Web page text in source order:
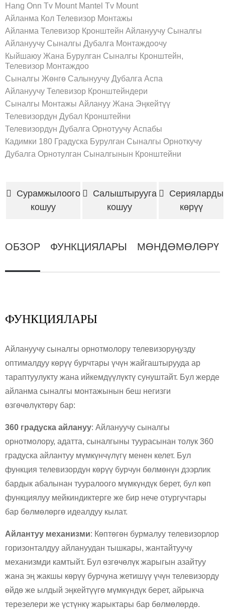
Hang Onn Tv Mount Mantel Tv Mount
Айланма Кол Телевизор Монтажы
Айланма Телевизор Кронштейн Айлануучу Сыналгы
Айлануучу Сыналгы Дубалга Монтаждоочу
Кыйшаюу Жана Бурулган Сыналгы Кронштейн,
Телевизор Монтаждоо
Сыналгы Жөнгө Салынуучу Дубалга Аспа
Айлануучу Телевизор Кронштейндери
Сыналгы Монтажы Айлануу Жана Эңкейтүү
Телевизордун Дубал Кронштейни
Телевизордун Дубалга Орнотуучу Аспабы
Кадимки 180 Градуска Бурулган Сыналгы Орноткучу
Дубалга Орнотулган Сыналгынын Кронштейни
Сурамжылоого
кошуу
Салыштырууга
кошуу
Серияларды
көрүү
ОБЗОР ФУНКЦИЯЛАРЫ МӨНДӨМӨЛӨРҮ
ФУНКЦИЯЛАРЫ
Айлануучу сыналгы орнотмолору телевизоруңузду
оптималдуу көрүү бурчтары үчүн жайгаштырууда ар
тараптуулукту жана ийкемдүүлүктү сунуштайт. Бул жерде
айланма сыналгы монтажынын беш негизги
өзгөчөлүктөрү бар:
360 градуска айлануу: Айлануучу сыналгы
орнотмолору, адатта, сыналгыны туурасынан толук 360
градуска айлантуу мүмкүнчүлүгү менен келет. Бул
функция телевизордун көрүү бурчун бөлмөнүн дээрлик
бардык абалынан тууралоого мүмкүндүк берет, бул көп
функциялуу мейкиндиктерге же бир нече отургучтары
бар бөлмөлөргө идеалдуу кылат.
Айлантуу механизми: Көптөгөн бурмалуу телевизорлор
горизонталдуу айлануудан тышкары, жантайтуучу
механизмди камтыйт. Бул өзгөчөлүк жарыгын азайтуу
жана эң жакшы көрүү бурчуна жетишүү үчүн телевизорду
өйдө же ылдый эңкейтүүгө мүмкүндүк берет, айрыкча
терезелери же үстүнкү жарыктары бар бөлмөлөрдө.